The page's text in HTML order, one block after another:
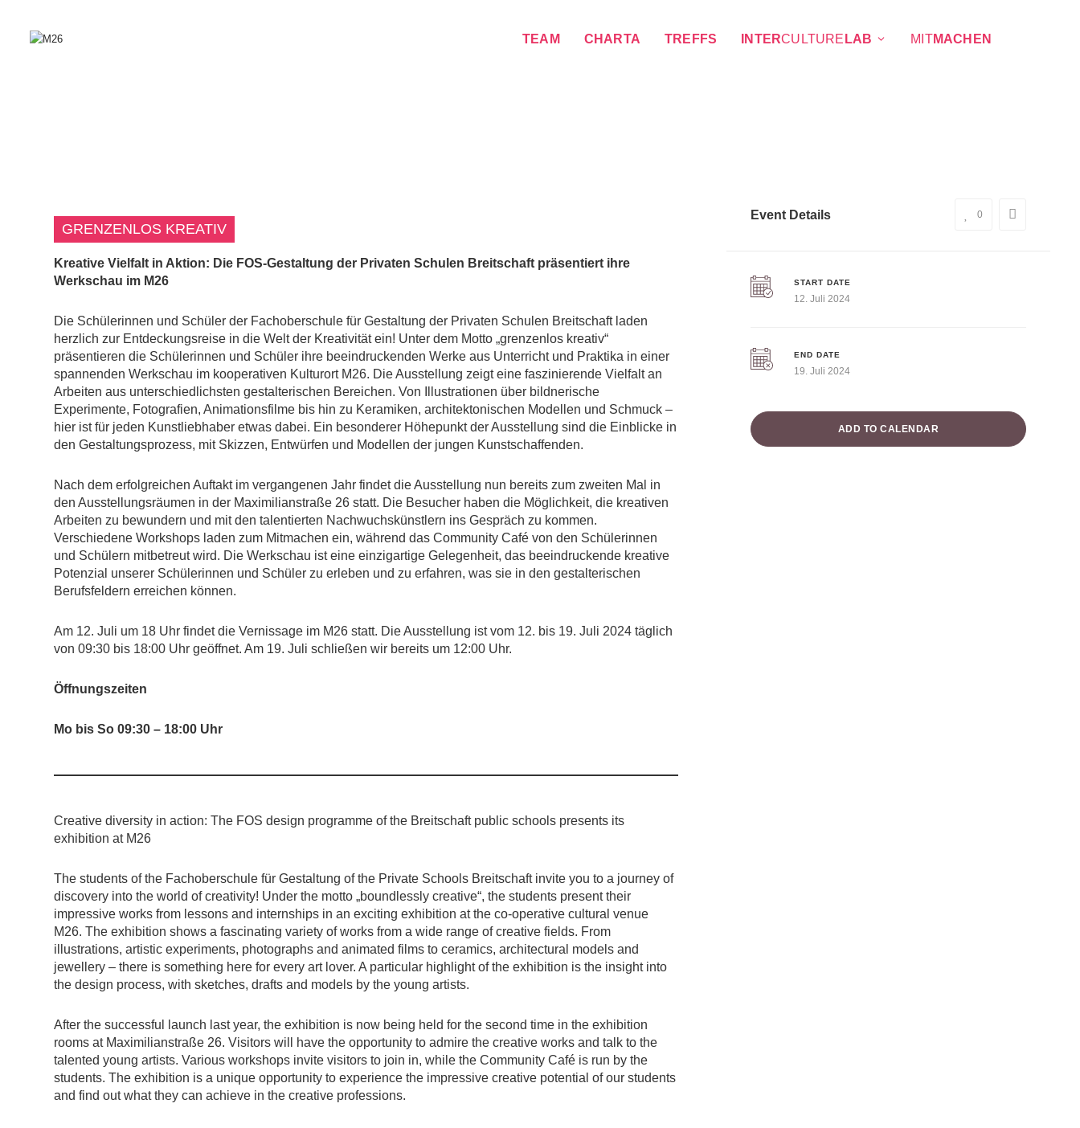
TEAM CHARTA TREFFS INTERCULTURE LAB MITMACHEN
GRENZENLOS KREATIV
Kreative Vielfalt in Aktion: Die FOS-Gestaltung der Privaten Schulen Breitschaft präsentiert ihre
Werkschau im M26
Die Schülerinnen und Schüler der Fachoberschule für Gestaltung der Privaten Schulen Breitschaft laden
herzlich zur Entdeckungsreise in die Welt der Kreativität ein! Unter dem Motto „grenzenlos kreativ“
präsentieren die Schülerinnen und Schüler ihre beeindruckenden Werke aus Unterricht und Praktika in einer
spannenden Werkschau im kooperativen Kulturort M26. Die Ausstellung zeigt eine faszinierende Vielfalt an
Arbeiten aus unterschiedlichsten gestalterischen Bereichen. Von Illustrationen über bildnerische
Experimente, Fotografien, Animationsfilme bis hin zu Keramiken, architektonischen Modellen und Schmuck –
hier ist für jeden Kunstliebhaber etwas dabei. Ein besonderer Höhepunkt der Ausstellung sind die Einblicke in
den Gestaltungsprozess, mit Skizzen, Entwürfen und Modellen der jungen Kunstschaffenden.
Nach dem erfolgreichen Auftakt im vergangenen Jahr findet die Ausstellung nun bereits zum zweiten Mal in
den Ausstellungsräumen in der Maximilianstraße 26 statt. Die Besucher haben die Möglichkeit, die kreativen
Arbeiten zu bewundern und mit den talentierten Nachwuchskünstlern ins Gespräch zu kommen.
Verschiedene Workshops laden zum Mitmachen ein, während das Community Café von den Schülerinnen
und Schülern mitbetreut wird. Die Werkschau ist eine einzigartige Gelegenheit, das beeindruckende kreative
Potenzial unserer Schülerinnen und Schüler zu erleben und zu erfahren, was sie in den gestalterischen
Berufsfeldern erreichen können.
Am 12. Juli um 18 Uhr findet die Vernissage im M26 statt. Die Ausstellung ist vom 12. bis 19. Juli 2024 täglich
von 09:30 bis 18:00 Uhr geöffnet. Am 19. Juli schließen wir bereits um 12:00 Uhr.
Öffnungszeiten
Mo bis So 09:30 – 18:00 Uhr
Creative diversity in action: The FOS design programme of the Breitschaft public schools presents its
exhibition at M26
The students of the Fachoberschule für Gestaltung of the Private Schools Breitschaft invite you to a journey of
discovery into the world of creativity! Under the motto „boundlessly creative“, the students present their
impressive works from lessons and internships in an exciting exhibition at the co-operative cultural venue
M26. The exhibition shows a fascinating variety of works from a wide range of creative fields. From
illustrations, artistic experiments, photographs and animated films to ceramics, architectural models and
jewellery – there is something here for every art lover. A particular highlight of the exhibition is the insight into
the design process, with sketches, drafts and models by the young artists.
After the successful launch last year, the exhibition is now being held for the second time in the exhibition
rooms at Maximilianstraße 26. Visitors will have the opportunity to admire the creative works and talk to the
talented young artists. Various workshops invite visitors to join in, while the Community Café is run by the
students. The exhibition is a unique opportunity to experience the impressive creative potential of our students
and find out what they can achieve in the creative professions.
Event Details 0
START DATE
12. Juli 2024
END DATE
19. Juli 2024
ADD TO CALENDAR